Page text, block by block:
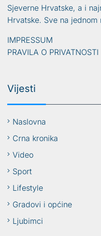
Sjeverne Hrvatske, a i
Hrvatske. Sve na jednom
IMPRESSUM
PRAVILA O PRIVATNOSTI
Vijesti
Naslovna
Crna kronika
Video
Sport
Lifestyle
Gradovi i općine
Ljubimci